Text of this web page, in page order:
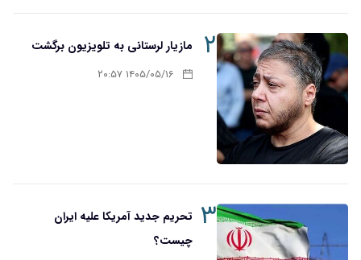
۲ مازیار لرستانی به تلویزیون برگشت
۱۴۰۵/۰۵/۱۶ ۲۰:۵۷
۳ تحریم‌ جدید آمریکا علیه ایران
چیست؟